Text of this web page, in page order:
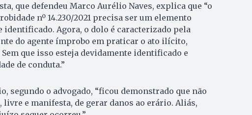
que defendeu Marco Aurélio Naves, explica que “o
nº 14.230/2021 precisa ser um elemento
Agora, o dolo é caracterizado pela
do agente ímprobo em praticar o ato ilícito,
que isso esteja devidamente identificado e
de conduta.”
segundo o advogado, “ficou demonstrado que não
livre e manifesta, de gerar danos ao erário. Aliás,